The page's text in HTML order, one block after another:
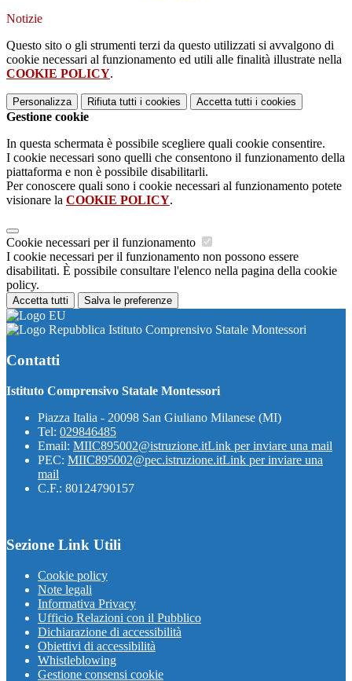
Notizie
Questo sito o gli strumenti terzi da questo utilizzati si avvalgono di
cookie necessari al funzionamento ed utili alle finalità illustrate nella
COOKIE POLICY.
Personalizza Rifiuta tutti i cookies Accetta tutti i cookies
Gestione cookie
In questa schermata è possibile scegliere quali cookie consentire.
I cookie necessari sono quelli che consentono il funzionamento della
piattaforma e non è possibile disabilitarli.
Per conoscere quali sono i cookie necessari al funzionamento potete
visionare la COOKIE POLICY.
Cookie necessari per il funzionamento
I cookie necessari per il funzionamento non possono essere
disabilitati. È possibile consultare l'elenco nella pagina della cookie
policy.
Accetta tutti Salva le preferenze
Istituto Comprensivo Statale Montessori
Contatti
Istituto Comprensivo Statale Montessori
Piazza Italia - 20098 San Giuliano Milanese (MI)
Tel: 029846485
Email: MIIC895002@istruzione.itLink per inviare una mail
PEC: MIIC895002@pec.istruzione.itLink per inviare una
mail
C.F.: 80124790157
Sezione Link Utili
Cookie policy
Note legali
Informativa Privacy
Ufficio Relazioni con il Pubblico
Dichiarazione di accessibilità
Obiettivi di accessibilità
Whistleblowing
Gestione consensi cookie